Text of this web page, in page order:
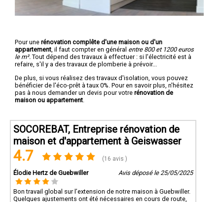
Pour une rénovation complête d'une maison ou d'un
appartement , il faut compter en général entre 800 et 1200 euros
le m². Tout dépend des travaux à effectuer : si l'électricité est à
refaire, s'il y a des travaux de plomberie à prévoir...
De plus, si vous réalisez des travaux d'isolation, vous pouvez
bénéficier de l'éco-prêt à taux 0%. Pour en savoir plus, n'hésitez
pas à nous demander un devis pour votre rénovation de
maison ou appartement
SOCOREBAT, Entreprise rénovation de
maison et d'appartement à Geiswasser
4.7 (16 avis )
Élodie Hertz de Guebwiller Avis déposé le 25/05/2025
Bon travail global sur l’extension de notre maison à Guebwiller.
Quelques ajustements ont été nécessaires en cours de route,